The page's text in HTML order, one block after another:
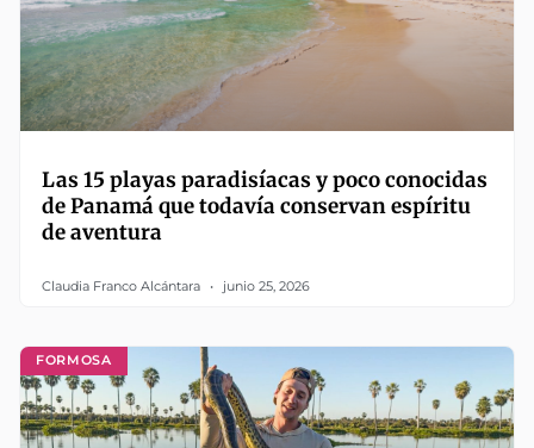
Las 15 playas paradisíacas y poco conocidas
de Panamá que todavía conservan espíritu
de aventura
Claudia Franco Alcántara junio 25, 2026
FORMOSA